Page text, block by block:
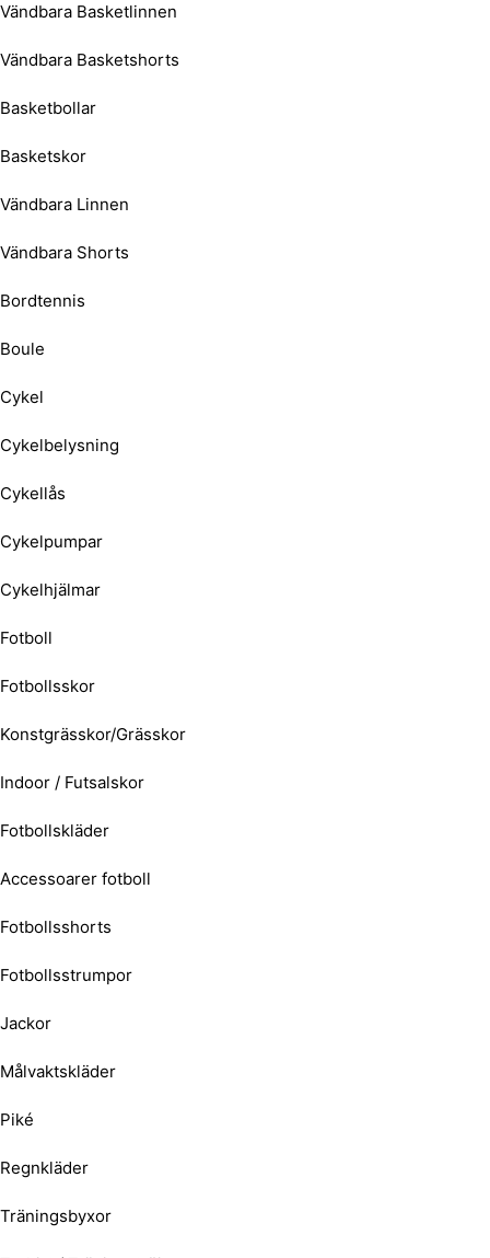
Vändbara Basketlinnen
Vändbara Basketshorts
Basketbollar
Basketskor
Vändbara Linnen
Vändbara Shorts
Bordtennis
Boule
Cykel
Cykelbelysning
Cykellås
Cykelpumpar
Cykelhjälmar
Fotboll
Fotbollsskor
Konstgrässkor/Grässkor
Indoor / Futsalskor
Fotbollskläder
Accessoarer fotboll
Fotbollsshorts
Fotbollsstrumpor
Jackor
Målvaktskläder
Piké
Regnkläder
Träningsbyxor